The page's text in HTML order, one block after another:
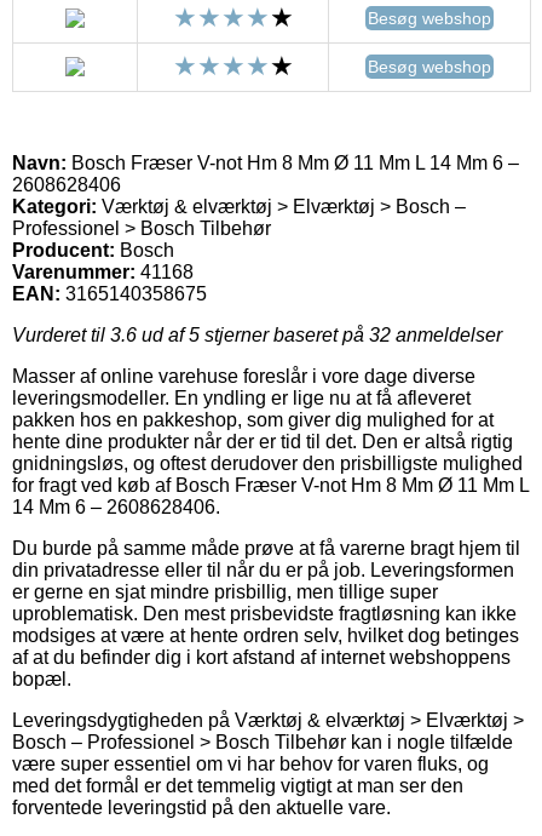
Besøg webshop
Besøg webshop
Navn: Bosch Fræser V-not Hm 8 Mm Ø 11 Mm L 14 Mm 6 –
2608628406
Kategori: Værktøj & elværktøj > Elværktøj > Bosch –
Professionel > Bosch Tilbehør
Producent: Bosch
Varenummer: 41168
EAN: 3165140358675
Vurderet til 3.6 ud af 5 stjerner baseret på 32 anmeldelser
Masser af online varehuse foreslår i vore dage diverse
leveringsmodeller. En yndling er lige nu at få afleveret
pakken hos en pakkeshop, som giver dig mulighed for at
hente dine produkter når der er tid til det. Den er altså rigtig
gnidningsløs, og oftest derudover den prisbilligste mulighed
for fragt ved køb af Bosch Fræser V-not Hm 8 Mm Ø 11 Mm L
14 Mm 6 – 2608628406.
Du burde på samme måde prøve at få varerne bragt hjem til
din privatadresse eller til når du er på job. Leveringsformen
er gerne en sjat mindre prisbillig, men tillige super
uproblematisk. Den mest prisbevidste fragtløsning kan ikke
modsiges at være at hente ordren selv, hvilket dog betinges
af at du befinder dig i kort afstand af internet webshoppens
bopæl.
Leveringsdygtigheden på Værktøj & elværktøj > Elværktøj >
Bosch – Professionel > Bosch Tilbehør kan i nogle tilfælde
være super essentiel om vi har behov for varen fluks, og
med det formål er det temmelig vigtigt at man ser den
forventede leveringstid på den aktuelle vare.